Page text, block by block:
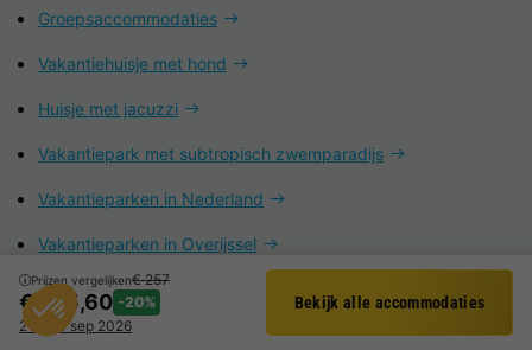
Filter
Prijzen vergelijken€ 257
-20%
€ 205,60
21 - 24 sep 2026
Bekijk alle accommodaties
Groepsaccommodaties
Vakantiehuisje met hond
Huisje met jacuzzi
Vakantiepark met subtropisch zwemparadijs
Vakantieparken in Nederland
Vakantieparken in Overijssel
Vakantieparken in de Belgische Ardennen
Vakantieparken aan de Belgische kust